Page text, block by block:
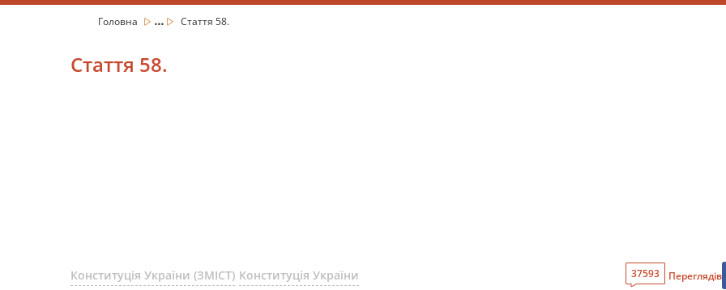
Головна ... Стаття 58.
Стаття 58.
Конституція України (ЗМІСТ) Конституція України 37593 Переглядів